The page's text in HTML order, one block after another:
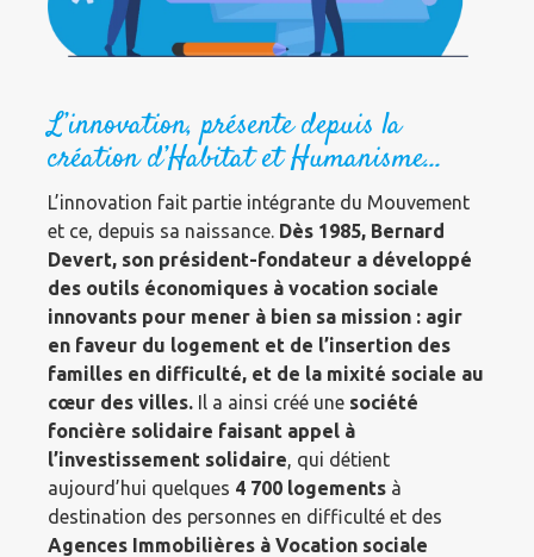
L’innovation, présente depuis la
création d’Habitat et Humanisme…
L’innovation fait partie intégrante du Mouvement
et ce, depuis sa naissance. Dès 1985, Bernard
Devert, son président-fondateur a développé
des outils économiques à vocation sociale
innovants pour mener à bien sa mission : agir
en faveur du logement et de l’insertion des
familles en difficulté, et de la mixité sociale au
cœur des villes. Il a ainsi créé une société
foncière solidaire faisant appel à
l’investissement solidaire, qui détient
aujourd’hui quelques 4 700 logements à
destination des personnes en difficulté et des
Agences Immobilières à Vocation sociale